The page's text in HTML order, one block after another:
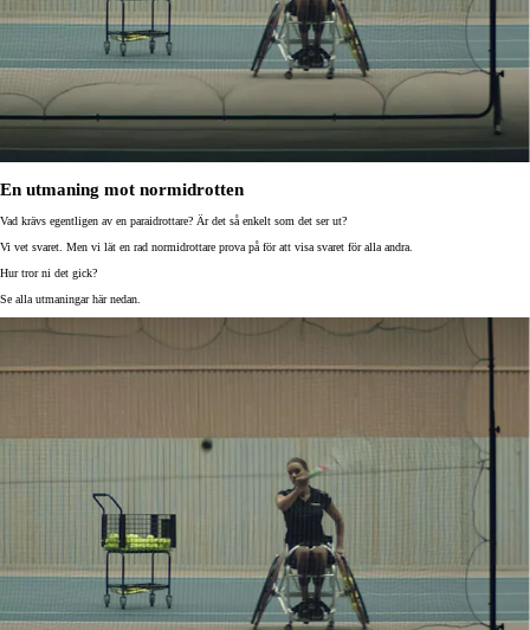
En utmaning mot normidrotten
Vad krävs egentligen av en paraidrottare? Är det så enkelt som det ser ut?
Vi vet svaret. Men vi lät en rad normidrottare prova på för att visa svaret för alla andra.
Hur tror ni det gick?
Se alla utmaningar här nedan.